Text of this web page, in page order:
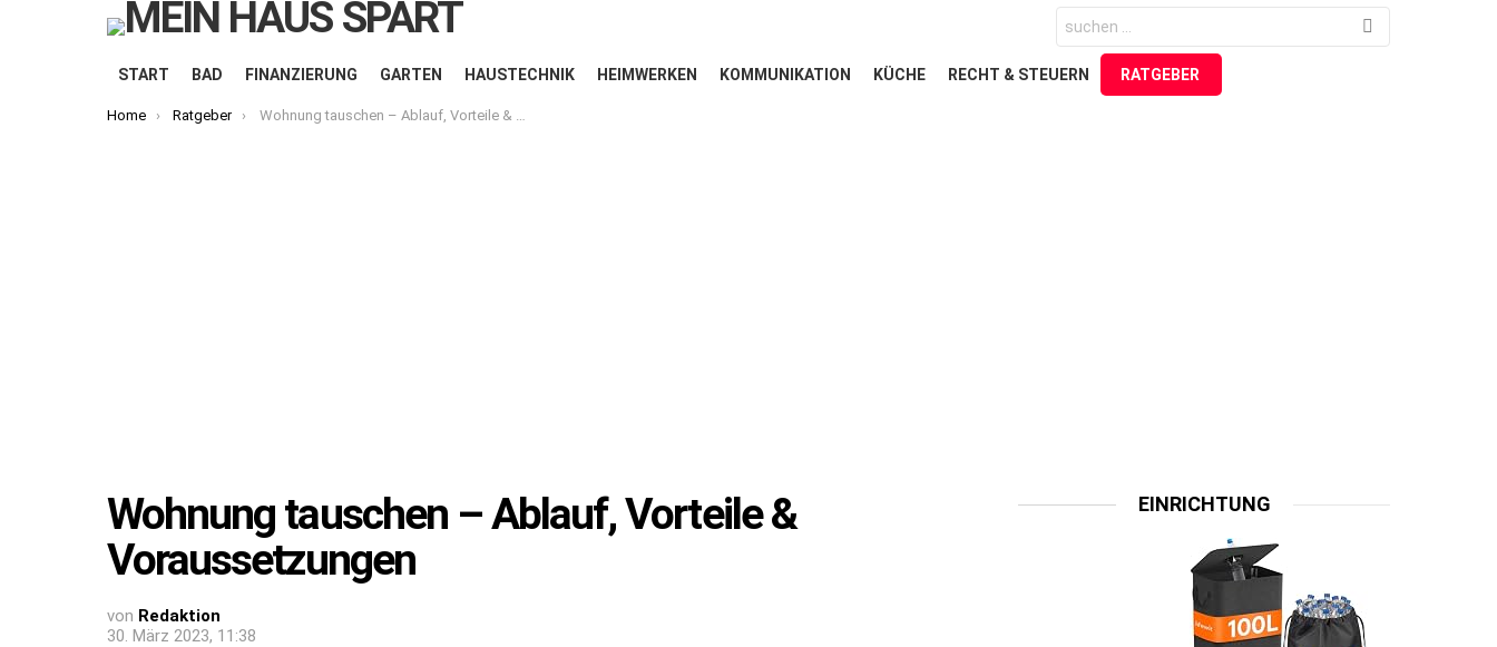
for:
START BAD FINANZIERUNG GARTEN HAUSTECHNIK HEIMWERKEN KOMMUNIKATION KÜCHE RECHT & STEUERN RATGEBER
You are here:
Home Ratgeber Wohnung tauschen – Ablauf, Vorteile & Voraussetzungen
Wohnung tauschen – Ablauf, Vorteile &
Voraussetzungen
von Redaktion
30. März 2023, 11:38
EINRICHTUNG